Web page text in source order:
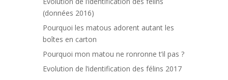
(données 2016)
Pourquoi les matous adorent autant les
boîtes en carton
Pourquoi mon matou ne ronronne t’il pas ?
Evolution de l’identification des félins 2017